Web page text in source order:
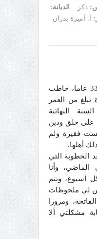
ذكر
الديانة:
أ. أميرة بدران
أنا شاب أبلغ من العمر 33 عاما، خاطب
تبلغ من العمر
النهائية
على خلق ودين
فقيرة ولم
أهلها.
الخطوبة التي
وأنا
أسبوع، وتتم
لي ملحوظات
ومرورا
مشكلتي ألا